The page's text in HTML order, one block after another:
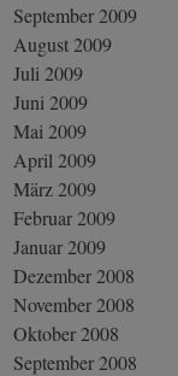
September 2009
August 2009
Juli 2009
Juni 2009
Mai 2009
April 2009
März 2009
Februar 2009
Januar 2009
Dezember 2008
November 2008
Oktober 2008
September 2008